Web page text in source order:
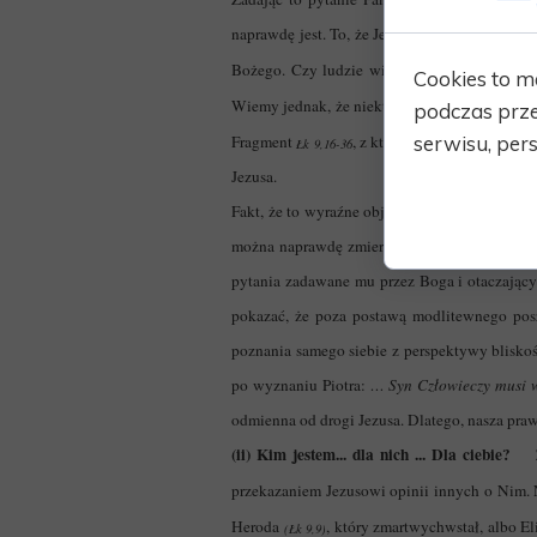
naprawdę jest. To, że Jezus jest Mesjaszem,
Bożego. Czy ludzie widzieli w Nim też
Wiemy jednak, że niektórzy z uczniów i
Fragment Łk 9,16-36, z którego wywodzi się
Jezusa.
Fakt, że to wyraźne objawienie pojawia się
można naprawdę zmierzyć się z pytaniem o
pytania zadawane mu przez Boga i
pokazać, że poza postawą modlitewnego
poznania samego siebie z perspektywy
po wyznaniu Piotra: … Syn Człowieczy musi
odmienna od drogi Jezusa. Dlatego, nasza
(ii) Kim jestem... dla nich ... Dla ciebie?
przekazaniem Jezusowi opinii innych o Nim.
Heroda (Łk 9,9), który zmartwychwstał, albo
Cookies to
podczas
serwisu,